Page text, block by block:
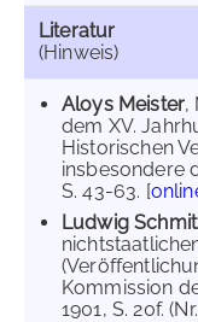
Literatur
(Hinweis)
Aloys Meister,
dem XV.
Historischen
insbesondere
S. 43-63. [
Ludwig
Kommission
1901, S. 20f.